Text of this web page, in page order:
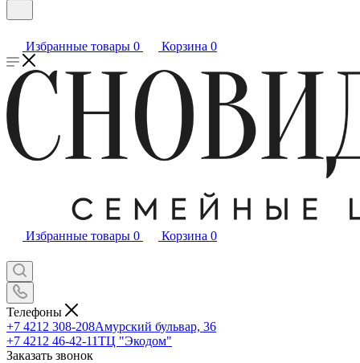
Избранные товары 0 Корзина 0
Избранные товары 0 Корзина 0
Телефоны
+7 4212 308-208Амурский бульвар, 36
+7 4212 46-42-11ТЦ "Экодом"
Заказать звонок